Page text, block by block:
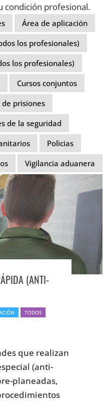
condición profesional.
Área de aplicación
los profesionales)
los profesionales)
Cursos conjuntos
de prisiones
de la seguridad
Policias
Vigilancia aduanera
(ANTI-
TODOS
que realizan
(anti-
planeadas,